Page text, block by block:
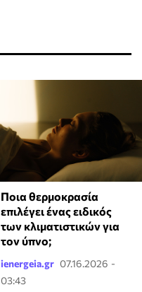
Ποια θερμοκρασία
επιλέγει ένας ειδικός
των κλιματιστικών για
τον ύπνο;
ienergeia.gr 07.16.2026 -
03:43